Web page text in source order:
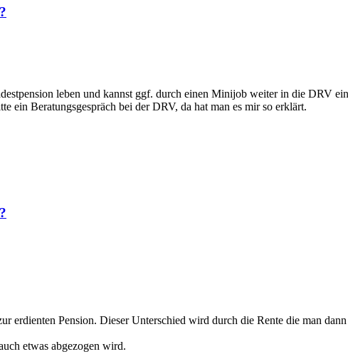
leben und kannst ggf. durch einen Minijob weiter in die DRV
ein Beratungsgespräch bei der DRV, da hat man es mir so erklärt.
erdienten Pension. Dieser Unterschied wird durch die Rente die man
etwas abgezogen wird.